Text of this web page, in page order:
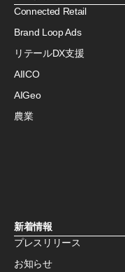
Connected Retail
Brand Loop Ads
リテールDX支援
AIICO
AIGeo
農業
新着情報
プレスリリース
お知らせ